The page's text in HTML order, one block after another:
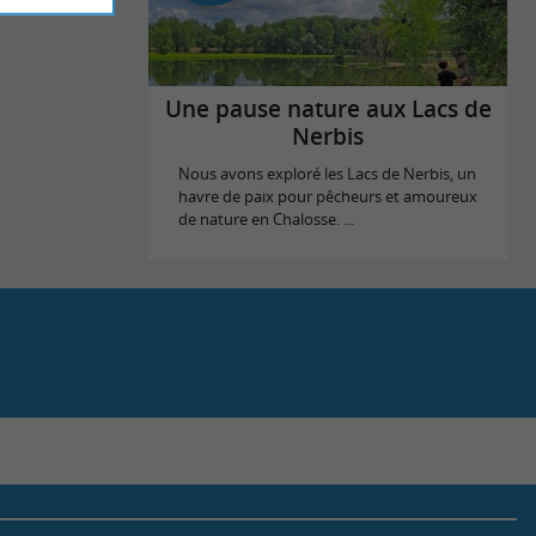
Une pause nature aux Lacs de
Nerbis
Nous avons exploré les Lacs de Nerbis, un
havre de paix pour pêcheurs et amoureux
de nature en Chalosse. ...